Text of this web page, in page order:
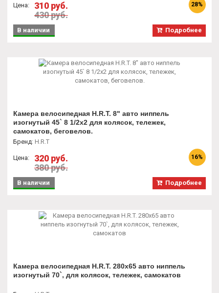
Цена:
310 руб.
430 руб.
28%
Подробнее
В наличии
Камера велосипедная H.R.T. 8" авто ниппель
изогнутый 45` 8 1/2x2 для колясок, тележек,
самокатов, беговелов.
Бренд: H.R.T
Цена:
320 руб.
380 руб.
16%
Подробнее
В наличии
Камера велосипедная H.R.T. 280x65 авто ниппель
изогнутый 70`, для колясок, тележек, самокатов